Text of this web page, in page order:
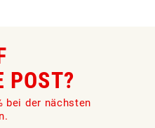
POST?
bei der nächsten